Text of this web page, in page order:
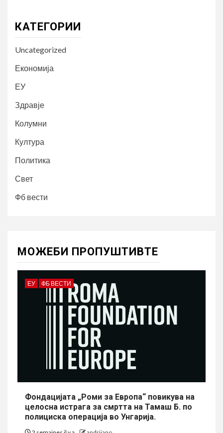
КАТЕГОРИИ
Uncategorized
Економија
ЕУ
Здравје
Колумни
Култура
Политика
Свет
Фб вести
МОЖЕБИ ПРОПУШТИВТЕ
ЕУ ФБ ВЕСТИ
Фондацијата „Роми за Европа“ повикува на
целосна истрага за смртта на Тамаш Б. по
полициска операција во Унгарија.